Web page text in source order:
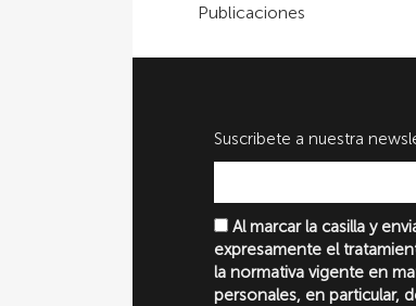
Publicaciones
Suscribete a nuestra
Al marcar la casilla y
expresamente el
la normativa vigente en
personales, en particular,